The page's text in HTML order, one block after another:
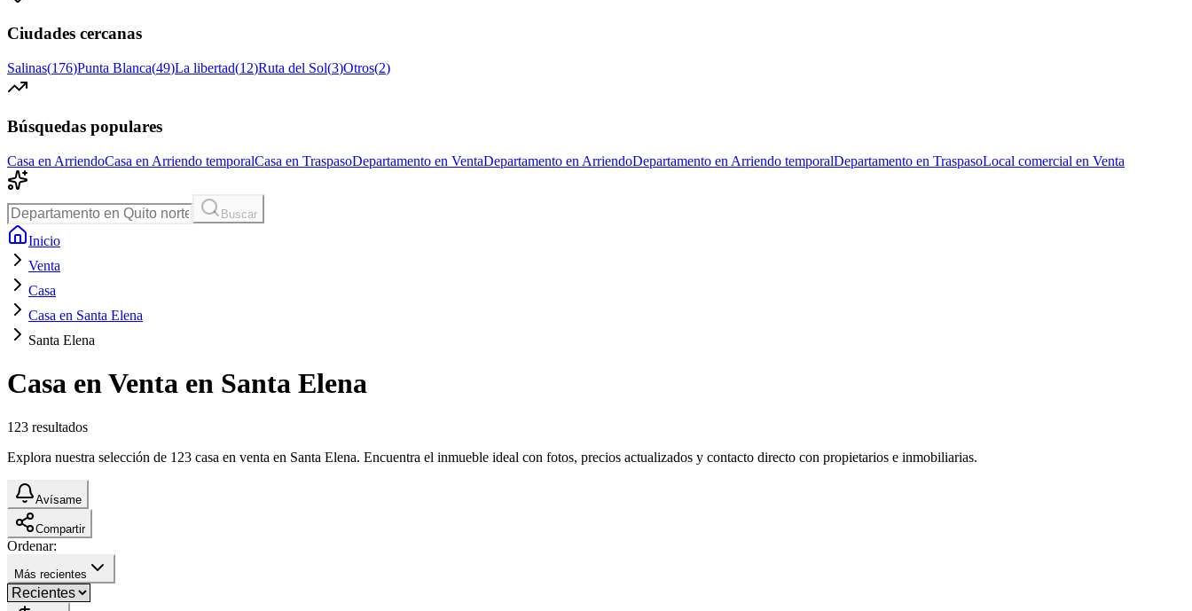
Ciudades cercanas
Salinas(176)Punta Blanca(49)La libertad(12)Ruta del Sol(3)Otros(2)
Búsquedas populares
Casa en ArriendoCasa en Arriendo temporalCasa en TraspasoDepartamento en VentaDepartamento en ArriendoDepartamento en Arriendo temporalDepartamento en TraspasoLocal comercial en Venta
Buscar
Inicio
Venta
Casa
Casa en Santa Elena
Santa Elena
Casa en Venta en Santa Elena
123 resultados
Explora nuestra selección de 123 casa en venta en Santa Elena. Encuentra el inmueble ideal con fotos, precios actualizados y contacto directo con propietarios e inmobiliarias.
Avísame
Compartir
Ordenar:
Más recientes